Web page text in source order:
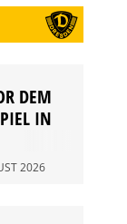
DEM
IN
2026